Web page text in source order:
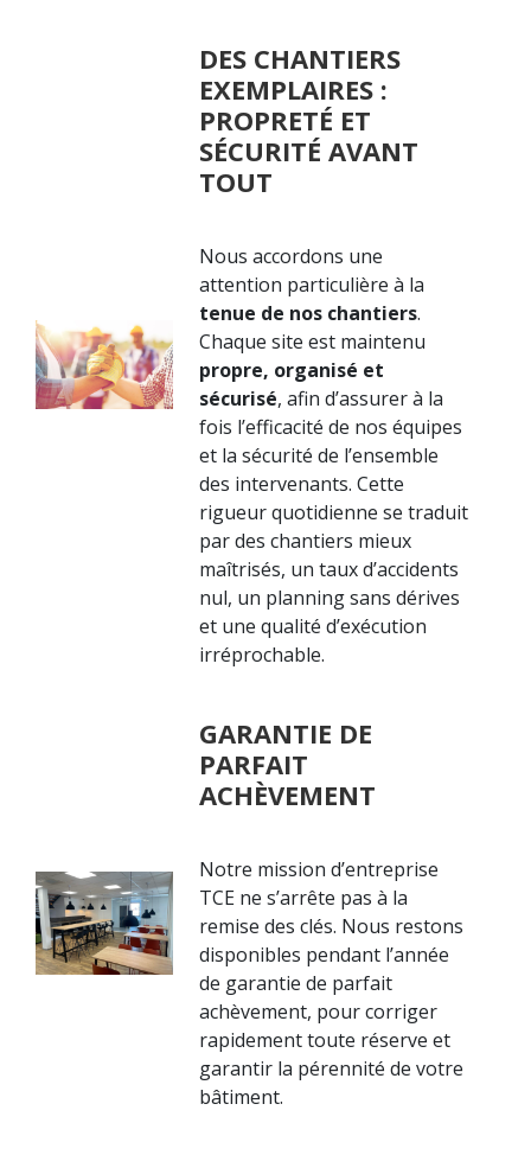
DES CHANTIERS
EXEMPLAIRES :
PROPRETÉ ET
SÉCURITÉ AVANT
TOUT
Nous accordons une
attention particulière à la
tenue de nos chantiers.
Chaque site est maintenu
propre, organisé et
sécurisé, afin d’assurer à la
fois l’efficacité de nos équipes
et la sécurité de l’ensemble
des intervenants. Cette
rigueur quotidienne se traduit
par des chantiers mieux
maîtrisés, un taux d’accidents
nul, un planning sans dérives
et une qualité d’exécution
irréprochable.
GARANTIE DE
PARFAIT
ACHÈVEMENT
Notre mission d’entreprise
TCE ne s’arrête pas à la
remise des clés. Nous restons
disponibles pendant l’année
de garantie de parfait
achèvement, pour corriger
rapidement toute réserve et
garantir la pérennité de votre
bâtiment.